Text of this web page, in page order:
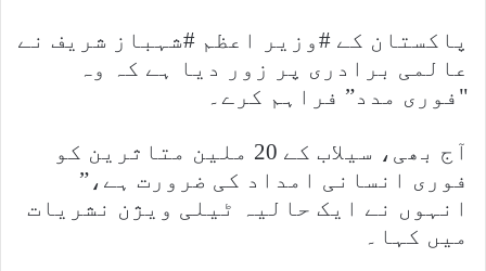
پاکستان کے #وزیر اعظم #شہباز شریف نے
عالمی برادری پر زور دیا ہے کہ وہ
"فوری مدد” فراہم کرے۔
آج بھی، سیلاب کے 20 ملین متاثرین کو
فوری انسانی امداد کی ضرورت ہے،”
انہوں نے ایک حالیہ ٹیلی ویژن نشریات
میں کہا۔